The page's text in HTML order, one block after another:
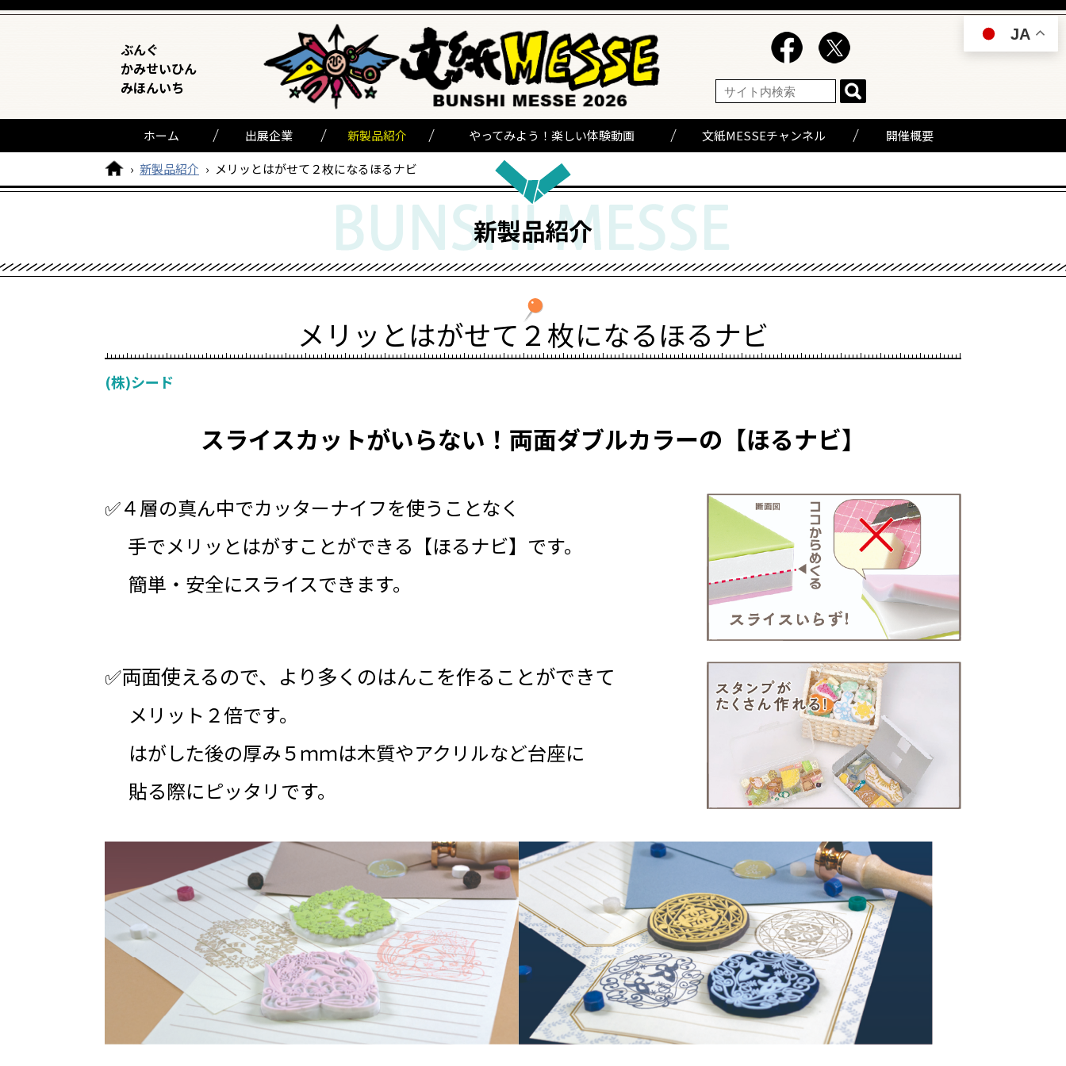
ぶんぐ
かみせいひん
みほんいち
ホーム 出展企業 新製品紹介 やってみよう！楽しい体験動画 文紙MESSEチャンネル
開催概要
› 新製品紹介 › メリッとはがせて２枚になるほるナビ
新製品紹介
メリッとはがせて２枚になるほるナビ
(株)シード
スライスカットがいらない！両面ダブルカラーの【ほるナビ】
✅４層の真ん中でカッターナイフを使うことなく
手でメリッとはがすことができる【ほるナビ】です。
簡単・安全にスライスできます。
✅両面使えるので、より多くのはんこを作ることができて
メリット２倍です。
はがした後の厚み５ｍｍは木質やアクリルなど台座に
貼る際にピッタリです。
JA